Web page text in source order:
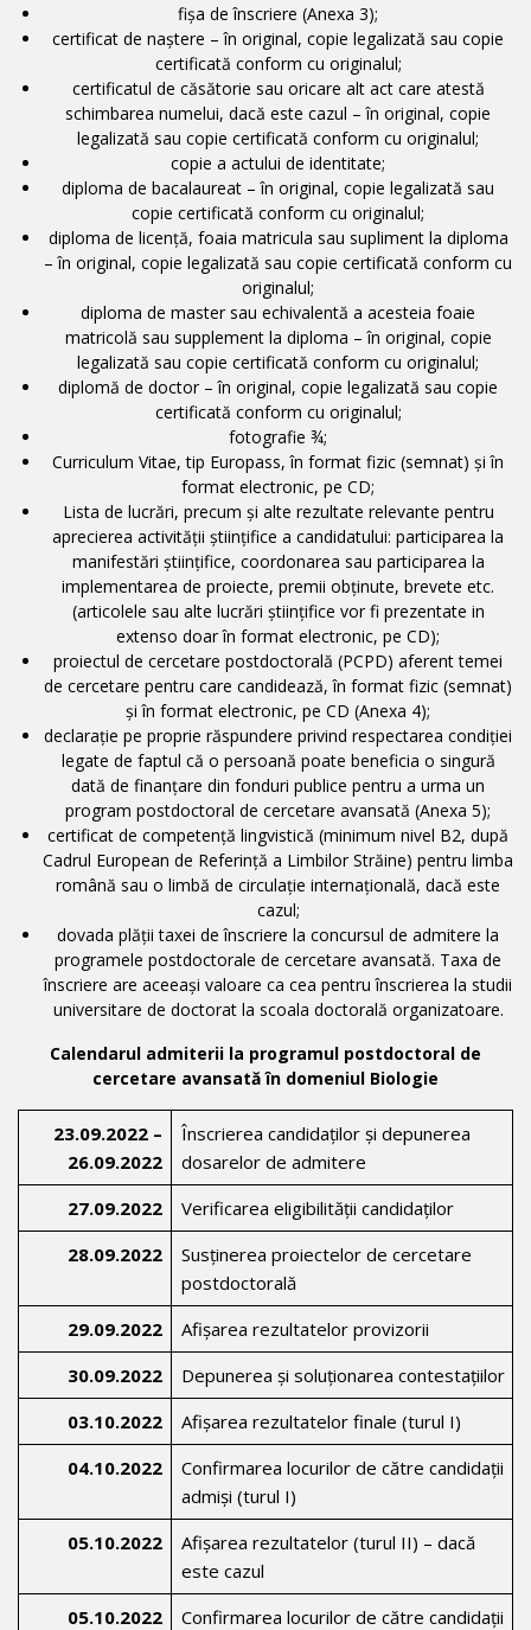
fișa de înscriere (Anexa 3);
certificat de naştere – în original, copie legalizată sau copie
certificată conform cu originalul;
certificatul de căsătorie sau oricare alt act care atestă
schimbarea numelui, dacă este cazul – în original, copie
legalizată sau copie certificată conform cu originalul;
copie a actului de identitate;
diploma de bacalaureat – în original, copie legalizată sau
copie certificată conform cu originalul;
diploma de licență, foaia matricula sau supliment la diploma
– în original, copie legalizată sau copie certificată conform cu
originalul;
diploma de master sau echivalentă a acesteia foaie
matricolă sau supplement la diploma – în original, copie
legalizată sau copie certificată conform cu originalul;
diplomă de doctor – în original, copie legalizată sau copie
certificată conform cu originalul;
fotografie ¾;
Curriculum Vitae, tip Europass, în format fizic (semnat) și în
format electronic, pe CD;
Lista de lucrări, precum și alte rezultate relevante pentru
aprecierea activității științifice a candidatului: participarea la
manifestări științifice, coordonarea sau participarea la
implementarea de proiecte, premii obținute, brevete etc.
(articolele sau alte lucrări științifice vor fi prezentate in
extenso doar în format electronic, pe CD);
proiectul de cercetare postdoctorală (PCPD) aferent temei
de cercetare pentru care candidează, în format fizic (semnat)
şi în format electronic, pe CD (Anexa 4);
declarație pe proprie răspundere privind respectarea condiției
legate de faptul că o persoană poate beneficia o singură
dată de finanţare din fonduri publice pentru a urma un
program postdoctoral de cercetare avansată (Anexa 5);
certificat de competență lingvistică (minimum nivel B2, după
Cadrul European de Referință a Limbilor Străine) pentru limba
română sau o limbă de circulație internațională, dacă este
cazul;
dovada plății taxei de înscriere la concursul de admitere la
programele postdoctorale de cercetare avansată. Taxa de
înscriere are aceeași valoare ca cea pentru înscrierea la studii
universitare de doctorat la scoala doctorală organizatoare.
Calendarul admiterii la programul postdoctoral de
cercetare avansată în domeniul Biologie
23.09.2022 –
26.09.2022
Înscrierea candidaților și depunerea
dosarelor de admitere
27.09.2022
Verificarea eligibilității candidaților
28.09.2022
Susținerea proiectelor de cercetare
postdoctorală
29.09.2022
Afișarea rezultatelor provizorii
30.09.2022
Depunerea și soluționarea contestațiilor
03.10.2022
Afișarea rezultatelor finale (turul I)
04.10.2022
Confirmarea locurilor de către candidații
admiși (turul I)
05.10.2022
Afișarea rezultatelor (turul II) – dacă
este cazul
05.10.2022
Confirmarea locurilor de către candidații